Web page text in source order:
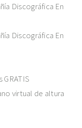
Discográfica En
Discográfica En
virtual de altura